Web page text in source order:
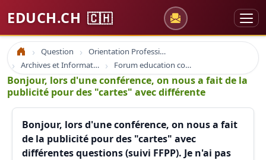
EDUCH.CH 🇨🇭
Accueil Question
Orientation Professionnelle
Archives et Informations Educh.ch
Forum education coaching formation emploi
Bonjour, lors d'une conférence, on nous a fait de la
publicité pour des "cartes" avec différente
Bonjour, lors d'une conférence, on nous a fait
de la publicité pour des "cartes" avec
différentes questions (suivi FFPP). Je n'ai pas